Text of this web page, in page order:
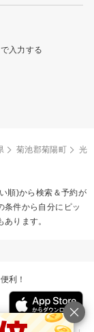
入力する
菊池郡菊陽町
光
順)から検索＆予約が
条件から自分にピッ
ります。
利！